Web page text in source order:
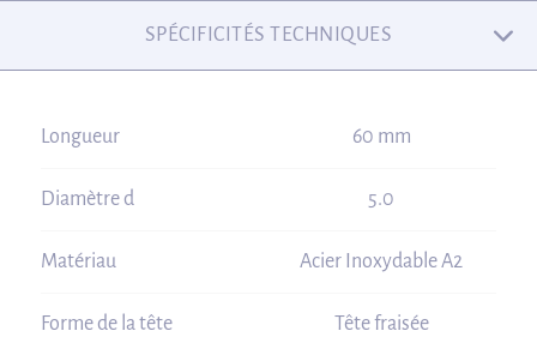
SPÉCIFICITÉS TECHNIQUES
Longueur 60 mm
Diamètre d 5.0
Matériau Acier Inoxydable A2
Forme de la tête Tête fraisée